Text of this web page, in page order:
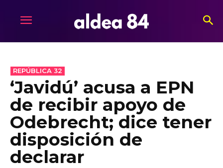
REPÚBLICA 32
‘Javidú’ acusa a EPN
de recibir apoyo de
Odebrecht; dice tener
disposición de
declarar